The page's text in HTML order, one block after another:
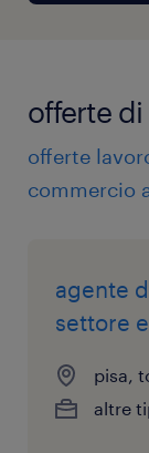
capire
offerte di
offerte
commercio
agente
settore
pisa,
altre